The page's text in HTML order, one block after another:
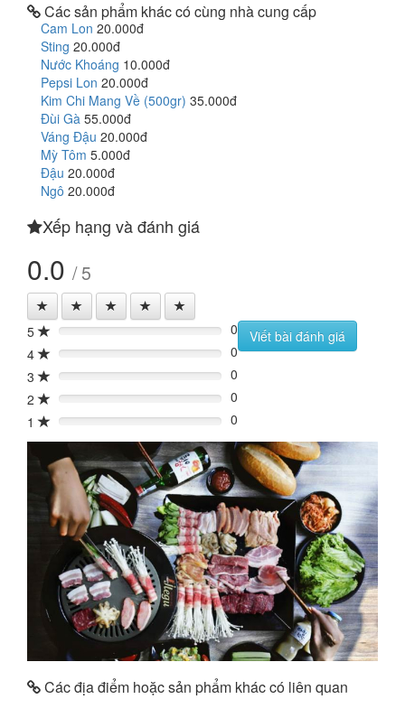
Các sản phẩm khác có cùng nhà cung cấp
Cam Lon 20.000đ
Sting 20.000đ
Nước Khoáng 10.000đ
Pepsi Lon 20.000đ
Kim Chi Mang Về (500gr) 35.000đ
Đùi Gà 55.000đ
Váng Đậu 20.000đ
Mỳ Tôm 5.000đ
Đậu 20.000đ
Ngô 20.000đ
Xếp hạng và đánh giá
0.0 / 5
5 0%
0
4
0%
0
3
0%
0
2
0%
0
1
0% 0
Viết bài đánh giá
Các địa điểm hoặc sản phẩm khác có liên quan